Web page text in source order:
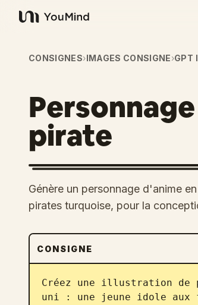
YouMind
CONSIGNES›IMAGES CONSIGNE›GPT
pirate
Génère un personnage d'anime
pirates turquoise, pour la
CONSIGNE
Créez une illustration de
uni : une jeune idole aux